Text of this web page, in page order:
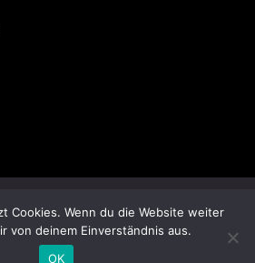
Impressum Datenschutzerklärung
Cookies. Wenn du die Website weiter
von deinem Einverständnis aus.
OK